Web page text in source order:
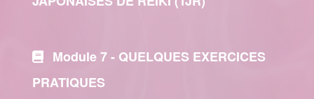
Module 7 - QUELQUES EXERCICES
PRATIQUES